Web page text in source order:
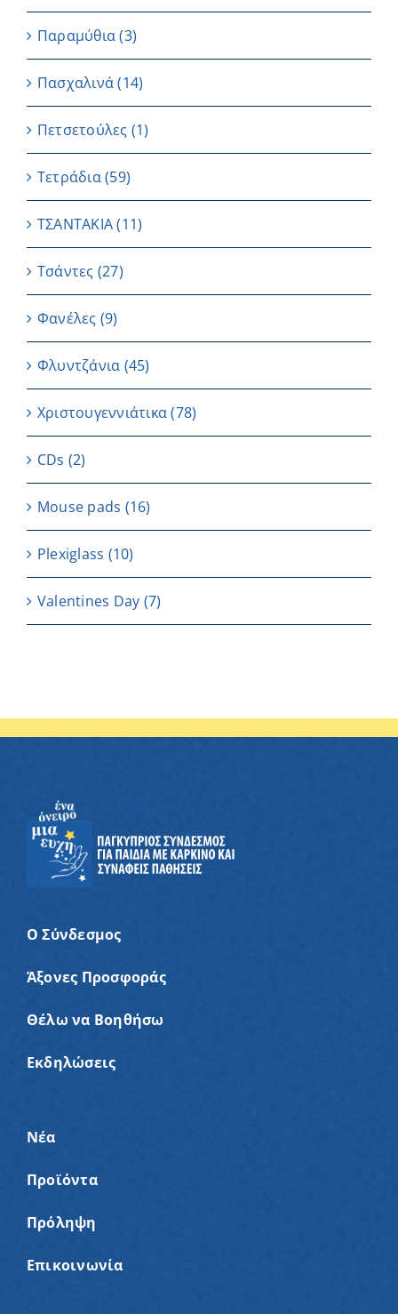
Παραμύθια (3)
Πασχαλινά (14)
Πετσετούλες (1)
Τετράδια(59)
ΤΣΑΝΤΑΚΙΑ (11)
Τσάντες (27)
Φανέλες (9)
Φλυντζάνια (45)
Χριστουγεννιάτικα(78)
CDs (2)
Μouse pads (16)
Plexiglass (10)
Valentines Day (7)
Ο Σύνδεσμος
Άξονες Προσφοράς
Θέλω να Βοηθήσω
Εκδηλώσεις
Νέα
Προϊόντα
Πρόληψη
Επικοινωνία